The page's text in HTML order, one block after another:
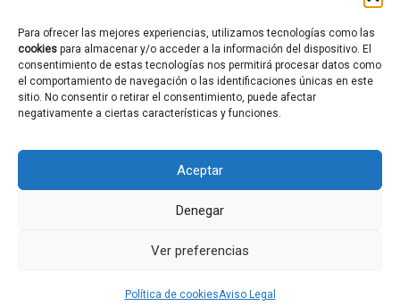
Para ofrecer las mejores experiencias, utilizamos tecnologías como las
cookies para almacenar y/o acceder a la información del dispositivo. El
consentimiento de estas tecnologías nos permitirá procesar datos como
el comportamiento de navegación o las identificaciones únicas en este
sitio. No consentir o retirar el consentimiento, puede afectar
negativamente a ciertas características y funciones.
Aceptar
Denegar
Ver preferencias
Política de cookiesAviso Legal
Copyright © | 2026 |Aviso legal|Términos y condiciones|
Transparencia|Política de cookies
Contacto: caminotaverneiro@gmail.com